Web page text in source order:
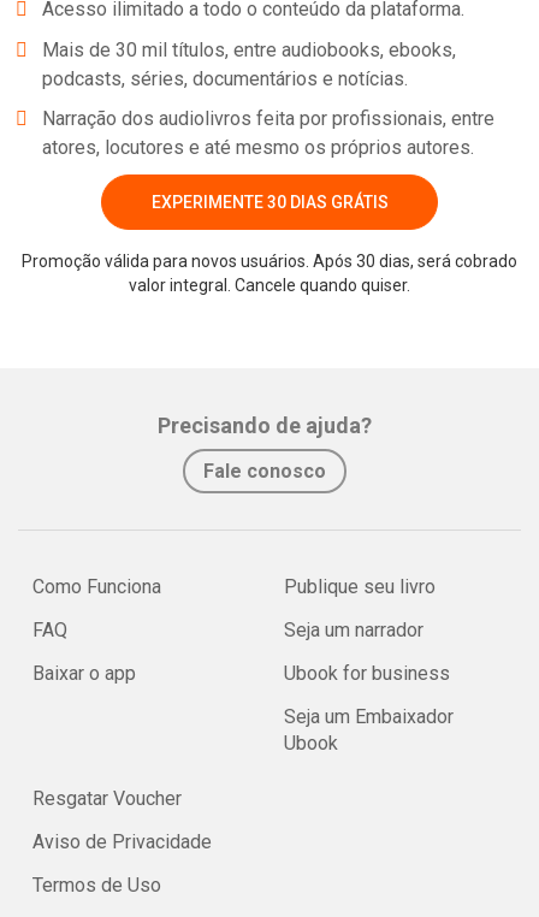
Acesso ilimitado a todo o conteúdo da plataforma.
Mais de 30 mil títulos, entre audiobooks, ebooks,
podcasts, séries, documentários e notícias.
Narração dos audiolivros feita por profissionais, entre
atores, locutores e até mesmo os próprios autores.
EXPERIMENTE 30 DIAS GRÁTIS
Promoção válida para novos usuários. Após 30 dias, será cobrado
valor integral. Cancele quando quiser.
Precisando de ajuda?
Fale conosco
Como Funciona
FAQ
Baixar o app
Publique seu livro
Seja um narrador
Ubook for business
Seja um Embaixador
Ubook
Resgatar Voucher
Aviso de Privacidade
Termos de Uso